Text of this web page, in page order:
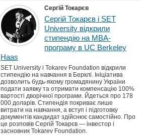
Сергій Токарєв
Сергій Токарєв і SET
University відкрили
стипендію на MBA-
програму в UC Berkeley
Haas
SET University і Tokarev Foundation відкрили
стипендію на навчання в Берклі. Ініціатива
дозволить будь-якому громадянину України
подати заявку та отримати компенсацію 100%
вартості дворічної програми. Йдеться про 178
000 доларів. Стипендія покриває лише
витрати на навчання, а вступ і підготовку
документів кандидат здійснює самостійно. Про
це розповів Сергій Токарєв — інвестор і
засновник Tokarev Foundation.